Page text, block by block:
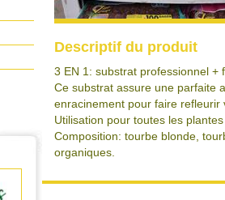
Descriptif du produit
3 EN 1: substrat professionnel +
Ce substrat assure une parfaite
enracinement pour faire refleurir
Utilisation pour toutes les
Composition: tourbe blonde,
organiques.